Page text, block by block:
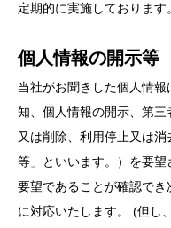
定期的に実施しております。
個人情報の開示等
当社がお聞きした個人情
知、個人情報の開示、第
又は削除、利用停止又は
等」といいます。）を要
要望であることが確認で
に対応いたします。 (但し